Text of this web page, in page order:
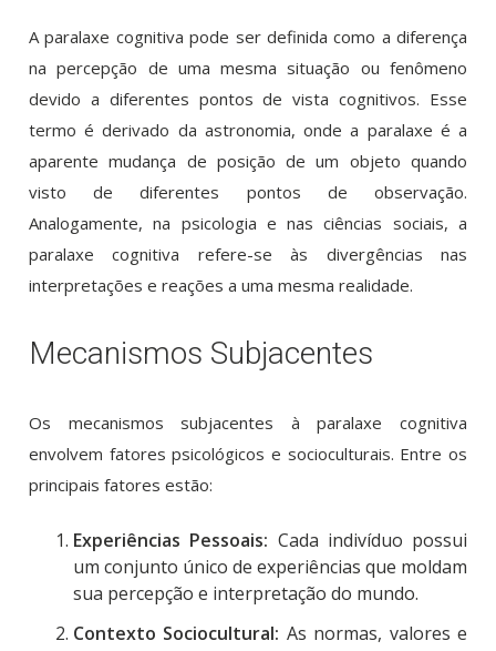
A paralaxe cognitiva pode ser definida como a diferença
na percepção de uma mesma situação ou fenômeno
devido a diferentes pontos de vista cognitivos. Esse
termo é derivado da astronomia, onde a paralaxe é a
aparente mudança de posição de um objeto quando
visto de diferentes pontos de observação.
Analogamente, na psicologia e nas ciências sociais, a
paralaxe cognitiva refere-se às divergências nas
interpretações e reações a uma mesma realidade.
Mecanismos Subjacentes
Os mecanismos subjacentes à paralaxe cognitiva
envolvem fatores psicológicos e socioculturais. Entre os
principais fatores estão:
Experiências Pessoais: Cada indivíduo possui
um conjunto único de experiências que moldam
sua percepção e interpretação do mundo.
Contexto Sociocultural: As normas, valores e